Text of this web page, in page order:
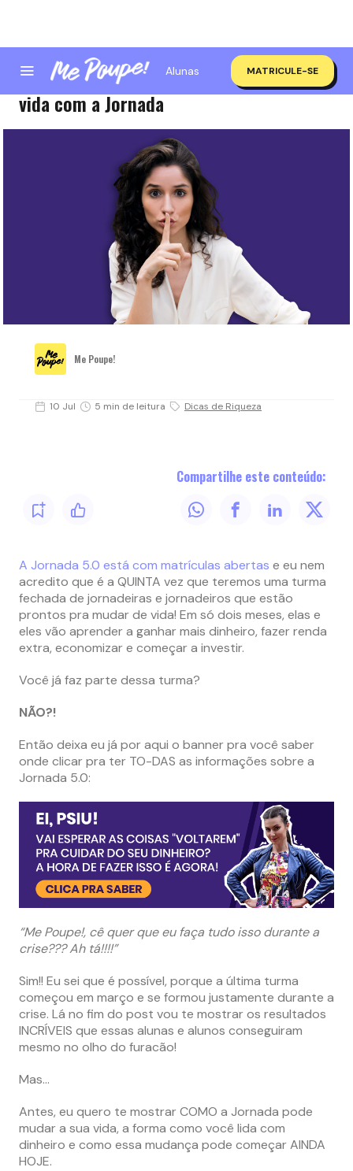
Alunas MATRICULE-SE
O segredo de 4 pessoas que mudaram de
vida com a Jornada
Me Poupe!
10 Jul 5 min de leitura Dicas de Riqueza
Compartilhe este conteúdo:
A Jornada 5.0 está com matrículas abertas e eu nem
acredito que é a QUINTA vez que teremos uma turma
fechada de jornadeiras e jornadeiros que estão
prontos pra mudar de vida! Em só dois meses, elas e
eles vão aprender a ganhar mais dinheiro, fazer renda
extra, economizar e começar a investir.
Você já faz parte dessa turma?
NÃO?!
Então deixa eu já por aqui o banner pra você saber
onde clicar pra ter TO-DAS as informações sobre a
Jornada 5.0:
“Me Poupe!, cê quer que eu faça tudo isso durante a
crise??? Ah tá!!!!”
Sim!! Eu sei que é possível, porque a última turma
começou em março e se formou justamente durante a
crise. Lá no fim do post vou te mostrar os resultados
INCRÍVEIS que essas alunas e alunos conseguiram
mesmo no olho do furacão!
Mas…
Antes, eu quero te mostrar COMO a Jornada pode
mudar a sua vida, a forma como você lida com
dinheiro e como essa mudança pode começar AINDA
HOJE.